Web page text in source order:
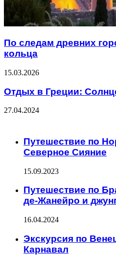
По следам древних
кольца
15.03.2026
Отдых в Греции:
27.04.2024
Путешествие по
Северное Сияние
15.09.2023
Путешествие по
де-Жанейро и
16.04.2024
Экскурсия по
Карнавал